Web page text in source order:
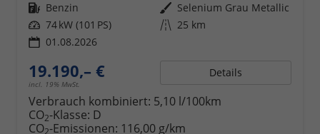
Kraftstoff Benzin Außenfarbe Selenium Grau Metallic
Leistung 74 kW (101 PS) Kilometerstand 25 km
01.08.2026
19.190,– €
incl. 19% MwSt.
Details
Verbrauch kombiniert: 5,10 l/100km
CO2-Klasse: D
CO -Emissionen: 116,00 g/km